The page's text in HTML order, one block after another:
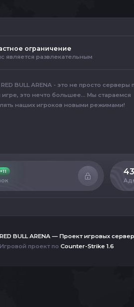
ограничение
является развлекательным
BULL ARENA - это не просто серверы
это нечто большее... Мы стараемся
наших игроков новыми режимами!
+11
RED BULL ARENA — Проект игровых
Игровой проект по Counter-Strike 1.6